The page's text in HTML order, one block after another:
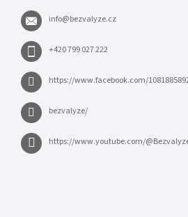
info@bezvalyze.cz
+420 799 027 222
https://www.facebook.com/
bezvalyze/
https://www.youtube.com/